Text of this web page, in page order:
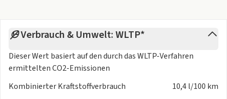
Verbrauch & Umwelt: WLTP*
Dieser Wert basiert auf den durch dasWLTP-Verfahren
ermittelten CO2-Emissionen
Kombinierter Kraftstoffverbrauch
10,4 l/100 km